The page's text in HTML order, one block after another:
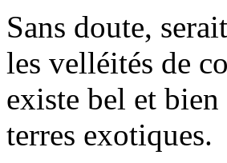
Sans doute,
les velléités de
existe bel et
terres exotiques.